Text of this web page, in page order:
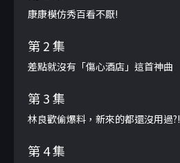
康康模仿秀百看不厭!
第 2 集
差點就沒有「傷心酒店」這首神曲
第 3 集
林良歡偷爆料，新來的都還沒用過?!
第 4 集